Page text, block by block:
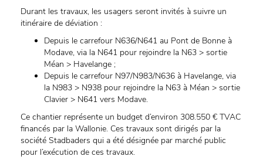
Durant les travaux, les usagers seront invités à suivre un
itinéraire de déviation :
Depuis le carrefour N636/N641 au Pont de Bonne à
Modave, via la N641 pour rejoindre la N63 > sortie
Méan > Havelange ;
Depuis le carrefour N97/N983/N636 à Havelange, via
la N983 > N938 pour rejoindre la N63 à Méan > sortie
Clavier > N641 vers Modave.
Ce chantier représente un budget d’environ 308.550 € TVAC
financés par la Wallonie. Ces travaux sont dirigés par la
société Stadbaders qui a été désignée par marché public
pour l’exécution de ces travaux.